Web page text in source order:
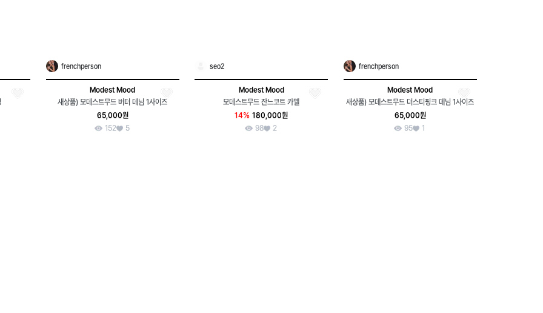
frenchperson
Modest Mood
새상품) 모데스트무드 버터 데님 1사이즈
65,000원
152
5
seo2
Modest Mood
모데스트무드 잔느코트 카멜
14% 180,000원
98
2
frenchperson
Modest Mood
새상품) 모데스트무드 더스티핑크 데님 1사이즈
65,000원
95
1